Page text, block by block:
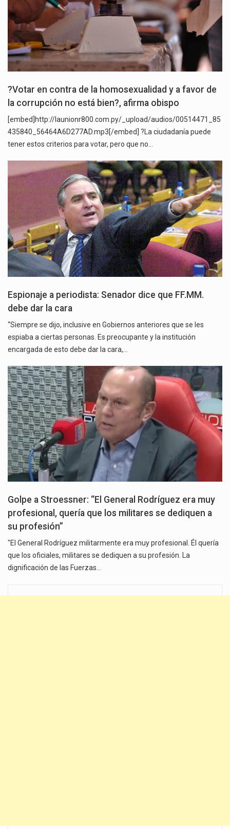
?Votar en contra de la homosexualidad y a favor de
la corrupción no está bien?, afirma obispo
[embed]http://launionr800.com.py/_upload/audios/00514471_85
435840_56464A6D277AD.mp3[/embed] ?La ciudadanía puede
tener estos criterios para votar, pero que no…
Espionaje a periodista: Senador dice que FF.MM.
debe dar la cara
“Siempre se dijo, inclusive en Gobiernos anteriores que se les
espiaba a ciertas personas. Es preocupante y la institución
encargada de esto debe dar la cara,…
Golpe a Stroessner: “El General Rodríguez era muy
profesional, quería que los militares se dediquen a
su profesión”
"El General Rodríguez militarmente era muy profesional. Él quería
que los oficiales, militares se dediquen a su profesión. La
dignificación de las Fuerzas…